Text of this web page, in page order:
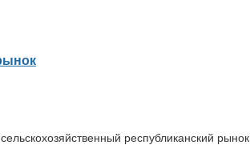
республиканский рынок